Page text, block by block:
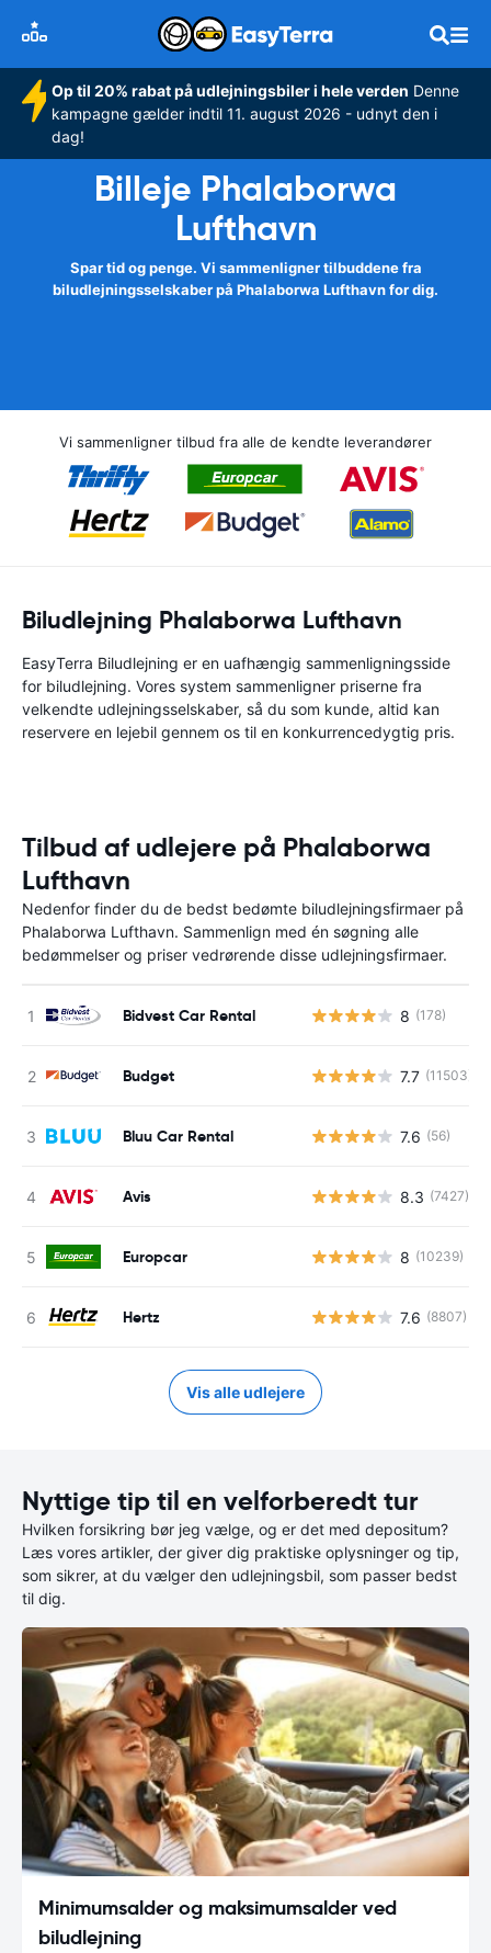
Op til 20% rabat på udlejningsbiler i hele verden Denne
kampagne gælder indtil 11. august 2026 - udnyt den i
dag!
Billeje Phalaborwa
Lufthavn
Spar tid og penge. Vi sammenligner tilbuddene fra
biludlejningsselskaber på Phalaborwa Lufthavn for dig.
Vi sammenligner tilbud fra alle de kendte leverandører
Biludlejning Phalaborwa Lufthavn
EasyTerra Biludlejning er en uafhængig sammenligningsside
for biludlejning. Vores system sammenligner priserne fra
velkendte udlejningsselskaber, så du som kunde, altid kan
reservere en lejebil gennem os til en konkurrencedygtig pris.
Tilbud af udlejere på Phalaborwa
Lufthavn
Nedenfor finder du de bedst bedømte biludlejningsfirmaer på
Phalaborwa Lufthavn. Sammenlign med én søgning alle
bedømmelser og priser vedrørende disse udlejningsfirmaer.
Bidvest Car Rental 8 (178)
Budget 7.7 (11503)
Bluu Car Rental 7.6 (56)
Avis 8.3 (7427)
Europcar 8 (10239)
Hertz 7.6 (8807)
Vis alle udlejere
Nyttige tip til en velforberedt tur
Hvilken forsikring bør jeg vælge, og er det med depositum?
Læs vores artikler, der giver dig praktiske oplysninger og tip,
som sikrer, at du vælger den udlejningsbil, som passer bedst
til dig.
Minimumsalder og maksimumsalder ved
biludlejning